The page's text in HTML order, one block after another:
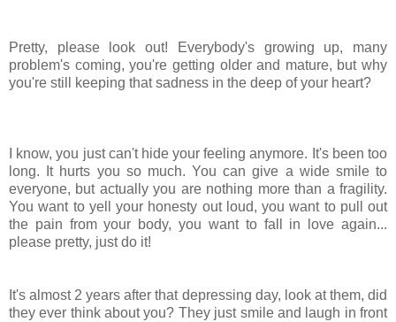
Pretty, please look out! Everybody's growing up, many
problem's coming, you're getting older and mature, but why
you're still keeping that sadness in the deep of your heart?
I know, you just can't hide your feeling anymore. It's been too
long. It hurts you so much. You can give a wide smile to
everyone, but actually you arenothing more than afragility.
You want to yell your honesty out loud, you want to pull out
the pain fromyour body, you want to fall in love again...
please pretty, just do it!
It's almost 2 years after that depressing day, look at them, did
they ever think about you? They just smile and laugh in front